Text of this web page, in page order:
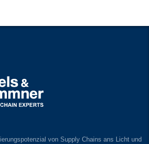
von Supply Chains ans Licht und